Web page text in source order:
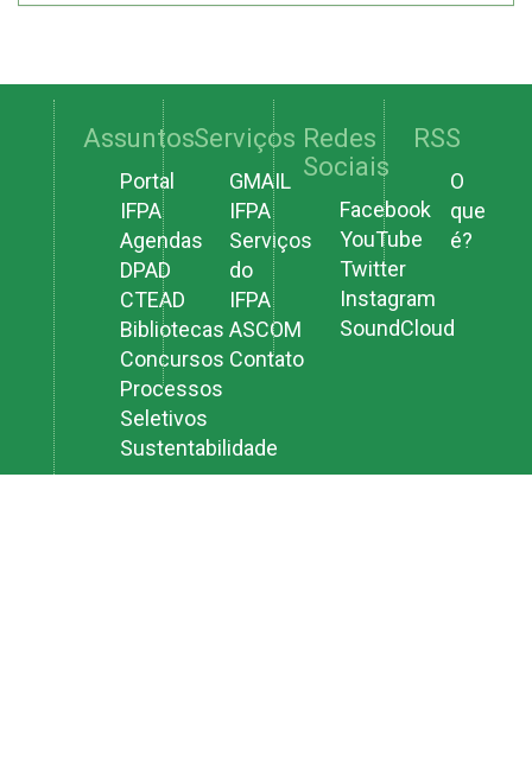
Assuntos
Portal
IFPA
Agendas
DPAD
CTEAD
Bibliotecas
Concursos
Processos
Seletivos
Sustentabilidade
Serviços
GMAIL
IFPA
Serviços
do
IFPA
ASCOM
Contato
Redes
Sociais
Facebook
YouTube
Twitter
Instagram
SoundCloud
RSS
O
que
é?